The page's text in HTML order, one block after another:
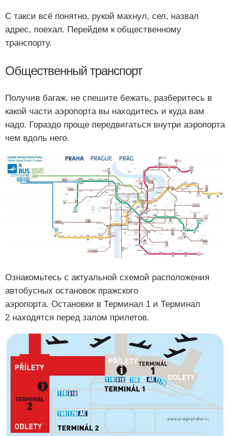
С такси всё понятно, рукой махнул, сел, назвал
адрес, поехал. Перейдем к общественному
транспорту.
Общественный транспорт
Получив багаж, не спешите бежать, разберитесь в
какой части аэропорта вы находитесь и куда вам
надо. Гораздо проще передвигаться внутри аэропорта
чем вдоль него.
Ознакомьтесь с актуальной схемой расположения
автобусных остановок пражского
аэропорта. Остановки в Терминал 1 и Терминал
2 находятся перед залом прилетов.